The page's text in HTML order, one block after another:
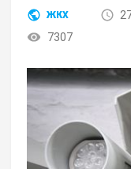
ЖКХ
7307